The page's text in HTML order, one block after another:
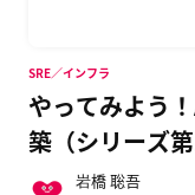
やってみよう
築（シリーズ第
SRE／インフラ
岩橋 聡吾